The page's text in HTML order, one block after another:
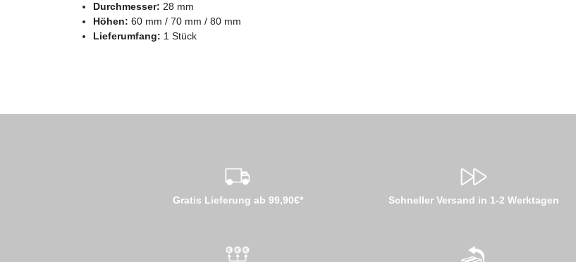
Durchmesser: 28 mm
Höhen: 60 mm / 70 mm / 80 mm
Lieferumfang: 1 Stück
Gratis Lieferung ab 99,90€* Schneller Versand in 1-2 Werktagen